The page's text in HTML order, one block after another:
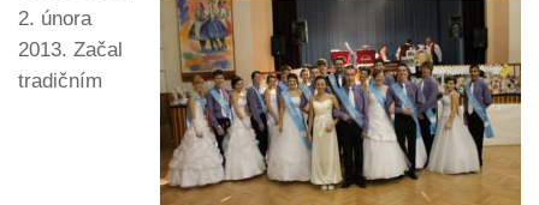
2. února
2013. Začal
tradičním